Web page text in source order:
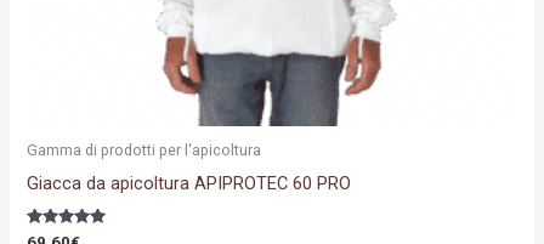
Gamma di prodotti per l'apicoltura
Giacca da apicoltura APIPROTEC 60 PRO
Valutato
pagina
prodotto